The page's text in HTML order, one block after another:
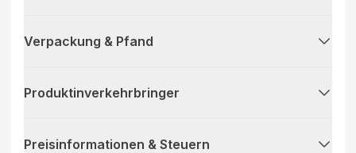
Verpackung & Pfand
Produktinverkehrbringer
Preisinformationen & Steuern